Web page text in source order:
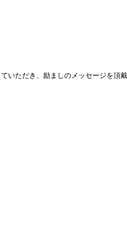
いただき、励ましのメッセージを頂戴